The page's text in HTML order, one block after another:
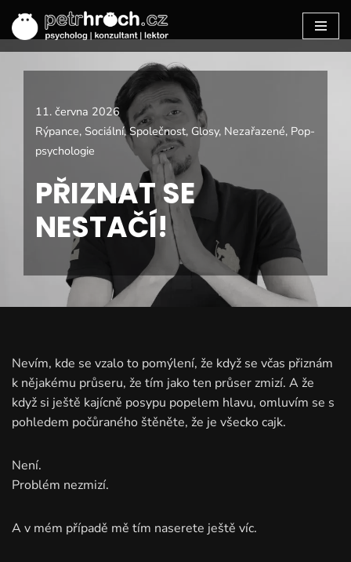
obsah
11. června 2026
Rýpance, Sociální,Společnost, Glosy, Nezařazené, Pop-
psychologie
PŘIZNAT SE
NESTAČÍ!
Nevím, kde se vzalo to pomýlení, že když se včas přiznám
k nějakému průseru, že tím jako ten průser zmizí. A že
když si ještě kajícně posypu popelem hlavu, omluvím se s
pohledem počůraného štěněte, že je všecko cajk.
Není.
Problém nezmizí.
A v mém případě mě tím naserete ještě víc.